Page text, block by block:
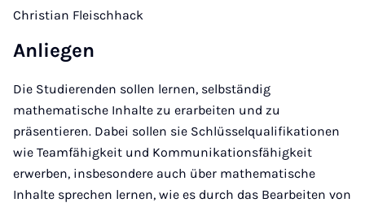
Christian Fleischhack
Anliegen
Die Studierenden sollen lernen, selbständig
mathematische Inhalte zu erarbeiten und zu
präsentieren. Dabei sollen sie Schlüsselqualifikationen
wie Teamfähigkeit und Kommunikationsfähigkeit
erwerben, insbesondere auch über mathematische
Inhalte sprechen lernen, wie es durch das Bearbeiten von